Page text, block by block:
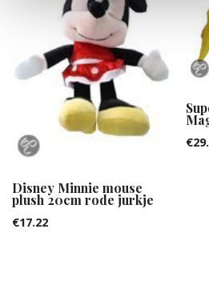
Disney Minnie mouse
plush 20cm rode jurkje
€17.22
€